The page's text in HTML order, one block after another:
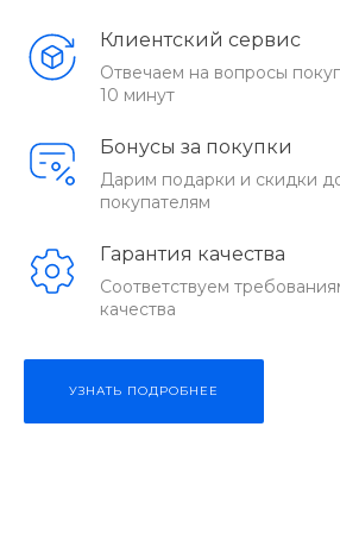
Клиентский сервис
Отвечаем на вопросы
10 минут
Бонусы за покупки
Дарим подарки и скидки
покупателям
Гарантия качества
Соответствуем
качества
УЗНАТЬ ПОДРОБНЕЕ